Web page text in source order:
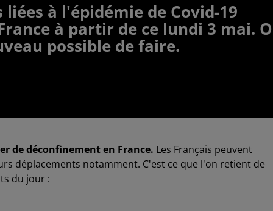
à l'épidémie de Covid-19
à partir de ce lundi 3 mai.
possible de faire.
de déconfinement en France. Les Français peuvent
déplacements notamment. C'est ce que l'on retient de
du jour :